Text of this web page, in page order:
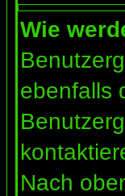
Wie
ebenfalls
Nach